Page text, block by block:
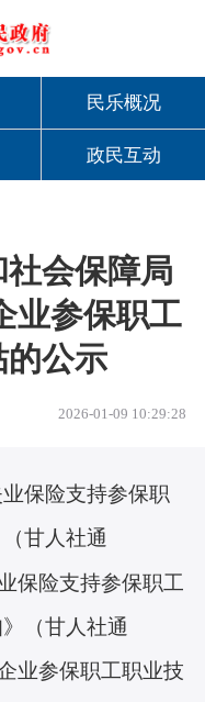
民乐概况
政民互动
社会保障局
业参保职工
的公示
2026-01-09 10:29:28
业保险支持参保职
甘人社通
保险支持参保职工
（甘人社通
业参保职工职业技